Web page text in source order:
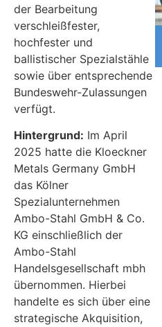
der Bearbeitung
verschleißfester,
hochfester und
ballistischer Spezialstähle
sowie über entsprechende
Bundeswehr-Zulassungen
verfügt.
Hintergrund: Im April
2025 hatte die Kloeckner
Metals Germany GmbH
das Kölner
Spezialunternehmen
Ambo-Stahl GmbH & Co.
KG einschließlich der
Ambo-Stahl
Handelsgesellschaft mbh
übernommen. Hierbei
handelte es sich über eine
strategische Akquisition,